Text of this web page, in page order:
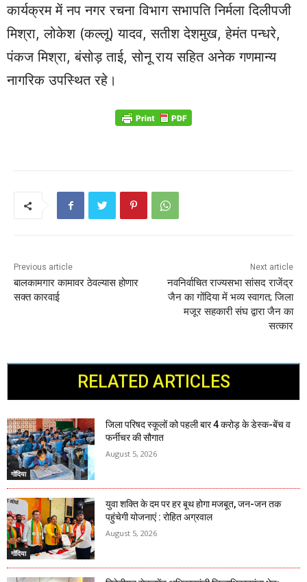
कार्यक्रम में नप नगर रचना विभाग सभापति निर्मला दिलीपजी
मिश्रा, लोकेश (कल्लू) यादव, सतीश देशमुख, हेमंत पन्धरे,
पंकज मिश्रा, बंसोड़ ताई, सोनू राय सहित अनेक गणमान्य
नागरिक उपस्थित रहे।
Previous article
बालकामगार कामावर ठेवल्यास होणार
सक्त कारवाई
Next article
नवनिर्वाचित राज्यसभा सांसद राजेंद्र
जैन का गोंदिया में भव्य स्वागत; जिला
मजूर सहकारी संघ द्वारा जैन का
सत्कार
RELATED ARTICLES
गोंदिया
जिला परिषद स्कूलों को पहली बार 4 करोड़ के डेस्क-बेंच व
फर्नीचर की सौगात
August 5, 2026
गोंदिया
युवा शक्ति के दम पर हर बूथ होगा मजबूत, जन-जन तक
पहुंचेगी योजनाएं : रोहित अग्रवाल
August 5, 2026